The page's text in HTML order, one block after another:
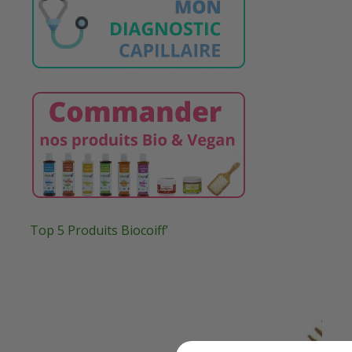
Top 5 Produits Biocoiff’